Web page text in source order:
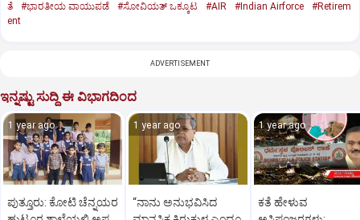
ತೆ
#ಭಾರತೀಯ ವಾಯುಪಡೆ #ಸೋವಿಯತ್‌ ಒಕ್ಕೂಟ #AIR #Indian Airforce
#Retirem
ent
ADVERTISEMENT
ಇನ್ನಷ್ಟು ಸುದ್ದಿ ಈ ವಿಭಾಗದಿಂದ
1 year ago
ಪುತ್ತೂರು: ಕೋಟಿ ಚೆನ್ನಯರ
1 year ago
“ನಾನು ಅನುಭವಿಸಿದ
1 year ago
ಕತೆ ಹೇಳುವ